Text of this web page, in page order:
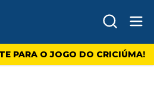
PARA O JOGO DO CRICIÚMA!